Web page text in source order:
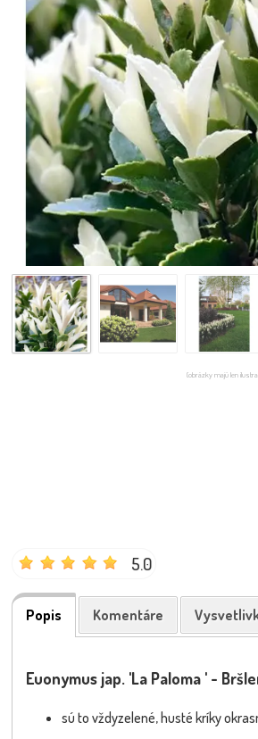
(obrázky majú len
5.0
Popis Komentáre
Euonymus jap. 'La Paloma ' -
sú to vždyzelené, husté kríky